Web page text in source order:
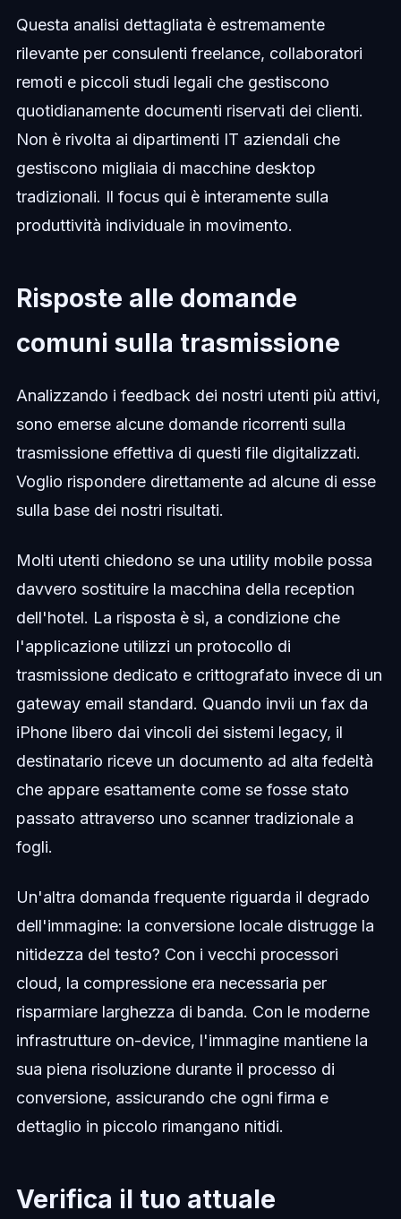
Questa analisi dettagliata è estremamente
rilevante per consulenti freelance, collaboratori
remoti e piccoli studi legali che gestiscono
quotidianamente documenti riservati dei clienti.
Non è rivolta ai dipartimenti IT aziendali che
gestiscono migliaia di macchine desktop
tradizionali. Il focus qui è interamente sulla
produttività individuale in movimento.
Risposte alle domande
comuni sulla trasmissione
Analizzando i feedback dei nostri utenti più attivi,
sono emerse alcune domande ricorrenti sulla
trasmissione effettiva di questi file digitalizzati.
Voglio rispondere direttamente ad alcune di esse
sulla base dei nostri risultati.
Molti utenti chiedono se una utility mobile possa
davvero sostituire la macchina della reception
dell'hotel. La risposta è sì, a condizione che
l'applicazione utilizzi un protocollo di
trasmissione dedicato e crittografato invece di un
gateway email standard. Quando invii un fax da
iPhone libero dai vincoli dei sistemi legacy, il
destinatario riceve un documento ad alta fedeltà
che appare esattamente come se fosse stato
passato attraverso uno scanner tradizionale a
fogli.
Un'altra domanda frequente riguarda il degrado
dell'immagine: la conversione locale distrugge la
nitidezza del testo? Con i vecchi processori
cloud, la compressione era necessaria per
risparmiare larghezza di banda. Con le moderne
infrastrutture on-device, l'immagine mantiene la
sua piena risoluzione durante il processo di
conversione, assicurando che ogni firma e
dettaglio in piccolo rimangano nitidi.
Verifica il tuo attuale